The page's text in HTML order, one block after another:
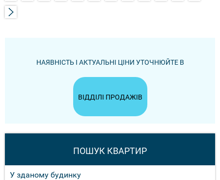
НАЯВНІСТЬ І АКТУАЛЬНІ ЦІНИ УТОЧНЮЙТЕ В
ВІДДІЛІ ПРОДАЖІВ
ПОШУК КВАРТИР
У зданому будинку